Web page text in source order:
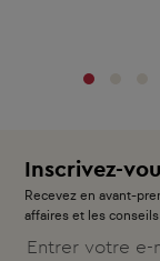
Inscrivez-
Recevez en avant-
affaires et les